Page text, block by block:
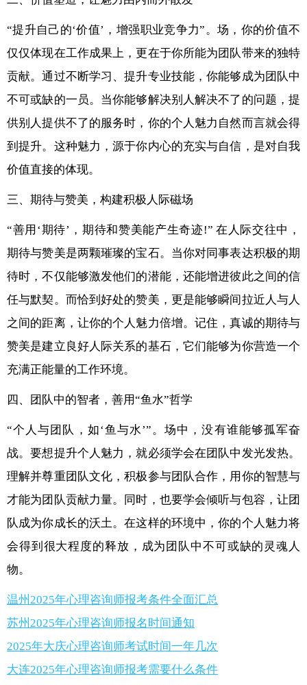
“提升自己的‘价值’，增强职业竞争力”。场，你的价值不
仅仅体现在工作成果上，更在于你所能为团队带来的独特
贡献。通过不断学习、提升专业技能，你能够成为团队中
不可或缺的一员。当你能够解决别人解决不了的问题，提
供别人提供不了的服务时，你的个人魅力自然而言就会得
到提升。这种魅力，源于你内心的充实与自信，是对自我
价值直接的体现。
三、期待与赞美，构建积极人际磁场
“善用‘期待’，期待和赞美能产生奇迹!” 在人际交往中，
期待与赞美是两颗璀璨的宝石。当你对同事表达积极的期
待时，不仅能够激发他们的潜能，还能增进彼此之间的信
任与默契。而恰到好处的赞美，更是能够瞬间拉近人与人
之间的距离，让你的个人魅力倍增。记住，真诚的期待与
赞美是建立良好人际关系的基石，它们能够为你营造一个
充满正能量的工作环境。
四、团队中的智者，善用“鱼水”哲学
“个人与团队，如‘鱼与水’”。场中，没有谁能够孤军奋
战。要想提升个人魅力，就必须学会在团队中发光发热。
理解并尊重团队文化，积极参与团队合作，用你的智慧与
才能为团队贡献力量。同时，也要学会倾听与包容，让团
队成为你成长的沃土。在这样的环境中，你的个人魅力将
会得到很大程度的释放，成为团队中不可或缺的灵魂人
物。
温州2025年心理咨询师报考条件全面汇总
苏州2025年心理咨询师报名时间通知
2025年大庆心理咨询师考试时间一年几次
大连2025年心理咨询师报考需要什么条件